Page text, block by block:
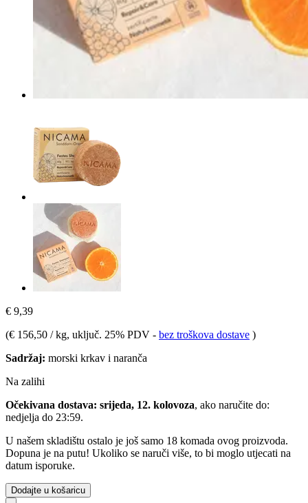
€ 9,39
(€ 156,50 / kg, uključ. 25% PDV - bez troškova dostave )
Sadržaj: morski krkav i naranča
Na zalihi
Očekivana dostava: srijeda, 12. kolovoza, ako naručite do:
nedjelja do 23:59.
U našem skladištu ostalo je još samo 18 komada ovog proizvoda.
Dopuna je na putu! Ukoliko se naruči više, to bi moglo utjecati na
datum isporuke.
Dodajte u košaricu